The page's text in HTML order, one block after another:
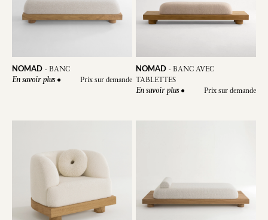
NOMAD - BANC
En savoir plus● Prix sur demande
NOMAD -BANC AVEC
TABLETTES
En savoir plus● Prix sur demande